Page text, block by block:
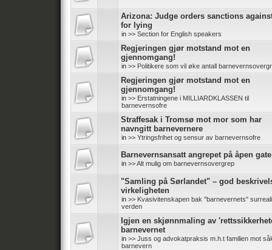
Arizona: Judge orders sanctions
for lying
in >> Section for English speakers
Regjeringen gjør motstand mot en
gjennomgang!
in >> Politikere som vil øke antall
Regjeringen gjør motstand mot en
gjennomgang!
in >> Erstatningene i MILLIARDKLASSEN til
barnevernsofre
Straffesak i Tromsø mot mor som har
navngitt barnevernere
in >> Ytringsfrihet og sensur av barnevernsofre
Barnevernsansatt angrepet på åpen gate
in >> Alt mulig om barnevernsovergrep
"Samling på Sørlandet" – god
virkeligheten
in >> Kvasivitenskapen bak ''barnevernets''
verden
Igjen en skjønnmaling av
barnevernet
in >> Juss og advokatpraksis m.h.t familien mot
barnevern